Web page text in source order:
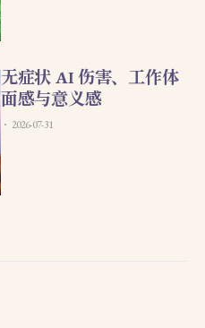
无症状 AI 伤害、工作体
面感与意义感
2026-07-31